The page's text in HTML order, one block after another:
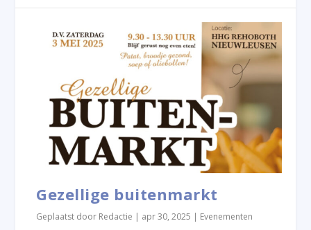
Gezellige buitenmarkt
Geplaatst door Redactie | apr 30, 2025 | Evenementen